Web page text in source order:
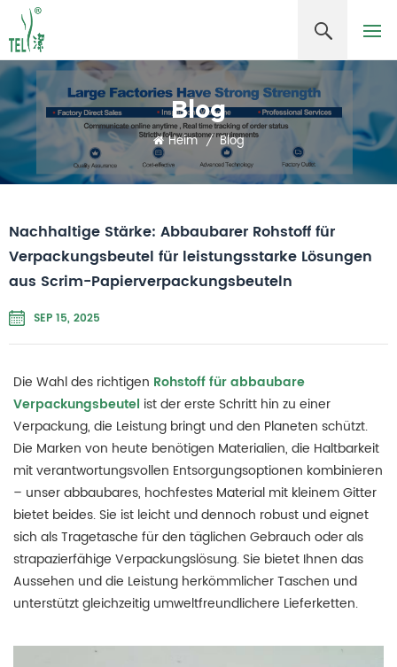
Blog
Heim / Blog
Nachhaltige Stärke: Abbaubarer Rohstoff für
Verpackungsbeutel für leistungsstarke Lösungen
aus Scrim-Papierverpackungsbeuteln
SEP 15, 2025
Die Wahl des richtigen Rohstoff für abbaubare
Verpackungsbeutel ist der erste Schritt hin zu einer
Verpackung, die Leistung bringt und den Planeten schützt.
Die Marken von heute benötigen Materialien, die Haltbarkeit
mit verantwortungsvollen Entsorgungsoptionen kombinieren
– unser abbaubares, hochfestes Material mit kleinem Gitter
bietet beides. Sie ist leicht und dennoch robust und eignet
sich als Tragetasche für den täglichen Gebrauch oder als
strapazierfähige Verpackungslösung. Sie bietet Ihnen das
Aussehen und die Leistung herkömmlicher Taschen und
unterstützt gleichzeitig umweltfreundlichere Lieferketten.